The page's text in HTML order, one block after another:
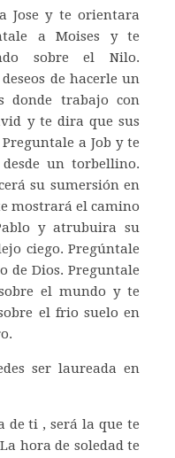
Jose y te orientara
a Moises y te
sobre el Nilo.
de hacerle un
donde trabajo con
y te dira que sus
a Job y te
un torbellino.
su sumersión en
mostrará el camino
y atrubuira su
ciego. Pregúntale
de Dios. Preguntale
el mundo y te
el frio suelo en
ser laureada en
de ti , será la que te
hora de soledad te